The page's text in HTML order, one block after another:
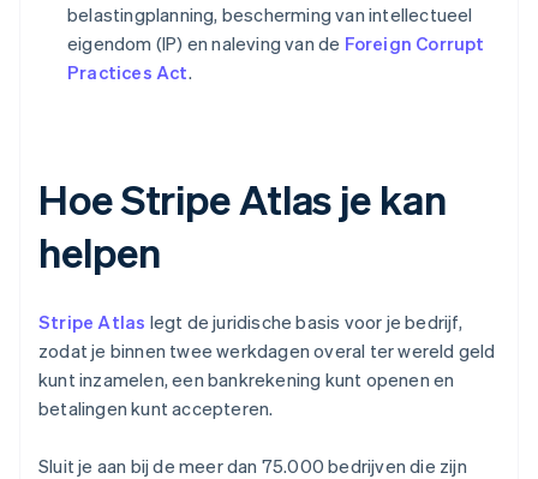
belastingplanning, bescherming van intellectueel
eigendom (IP) en naleving van de Foreign Corrupt
Practices Act.
Hoe Stripe Atlas je kan
helpen
Stripe Atlas legt de juridische basis voor je bedrijf,
zodat je binnen twee werkdagen overal ter wereld geld
kunt inzamelen, een bankrekening kunt openen en
betalingen kunt accepteren.
Sluit je aan bij de meer dan 75.000 bedrijven die zijn